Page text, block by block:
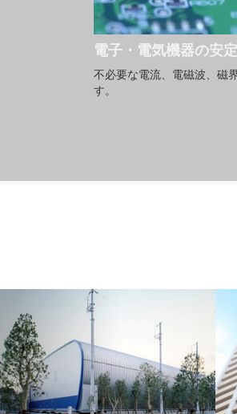
電子・電気機器の安
不必要な電流、電磁波、磁
す。